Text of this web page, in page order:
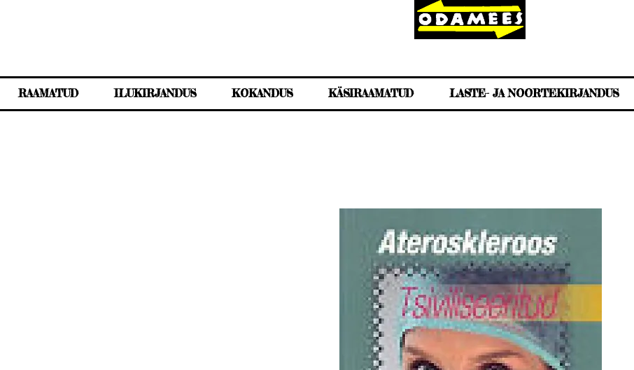
RAAMATUD ILUKIRJANDUS KOKANDUS KÄSIRAAMATUD LASTE- JA NOORTEKIRJANDUS